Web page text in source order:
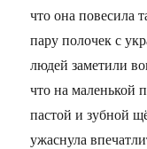
что она повесила
пару полочек с
людей заметили
что на маленькой
пастой и зубной
ужаснула